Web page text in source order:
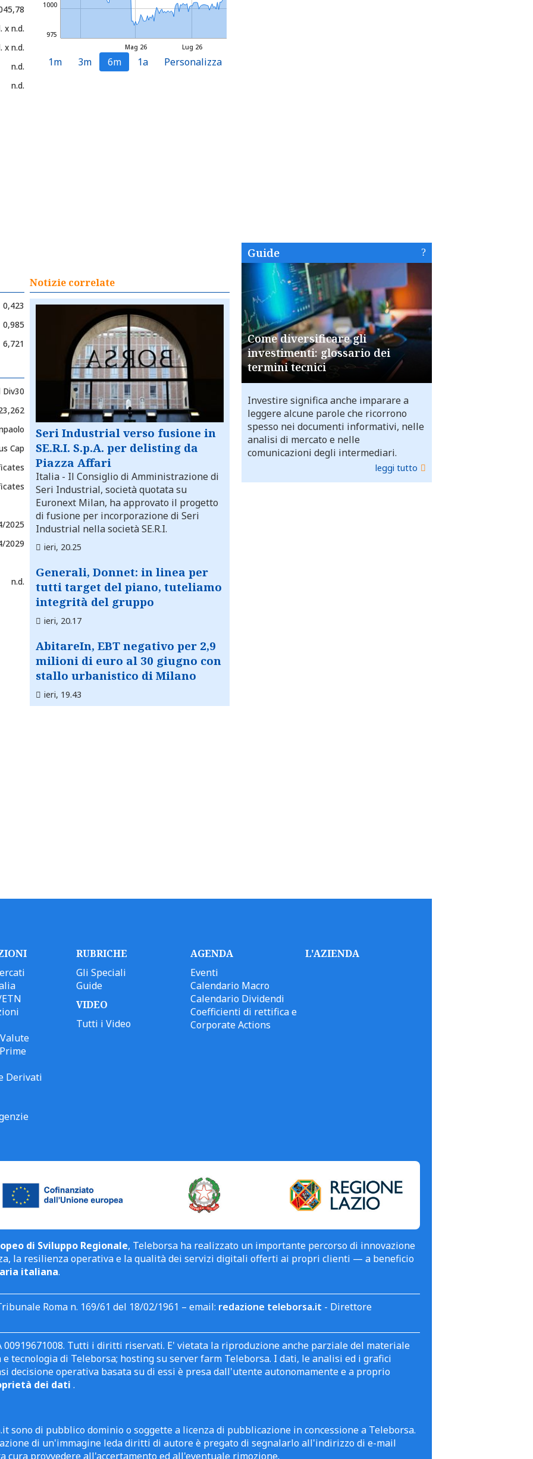
x n.d.
x n.d.
n.d.
n.d.
Lug 26
Mag 26
975
1000
1m 3m 6m 1a Personalizza
0,423
0,985
6,721
Div30
Cap
2025
2029
n.d.
Notizie correlate
Seri Industrial verso fusione in
SE.R.I. S.p.A. per delisting da
Piazza Affari
Italia - Il Consiglio di Amministrazione di
Seri Industrial, società quotata su
Euronext Milan, ha approvato il progetto
di fusione per incorporazione di Seri
Industrial nella società SE.R.I.
ieri, 20.25
Generali, Donnet: in linea per
tutti target del piano, tuteliamo
integrità del gruppo
ieri, 20.17
AbitareIn, EBT negativo per 2,9
milioni di euro al 30 giugno con
stallo urbanistico di Milano
ieri, 19.43
Guide
Come diversificare gli
investimenti: glossario dei
termini tecnici
Investire significa anche imparare a
leggere alcune parole che ricorrono
spesso nei documenti informativi, nelle
analisi di mercato e nelle
comunicazioni degli intermediari.
leggi tutto
Derivati
RUBRICHE
Gli Speciali
Guide
VIDEO
Tutti i Video
AGENDA
Eventi
Calendario Macro
Calendario Dividendi
Coefficienti di rettifica e
Corporate Actions
L'AZIENDA
di Sviluppo Regionale, Teleborsa ha realizzato un importante percorso di innovazione
la resilienza operativa e la qualità dei servizi digitali offerti ai propri clienti — a beneficio
italiana.
Roma n. 169/61 del 18/02/1961 – email: redazione teleborsa.it - Direttore
00919671008. Tutti i diritti riservati. E' vietata la riproduzione anche parziale del materiale
tecnologia di Teleborsa; hosting su server farm Teleborsa. I dati, le analisi ed i grafici
decisione operativa basata su di essi è presa dall'utente autonomamente e a proprio
dei dati .
sono di pubblico dominio o soggette a licenza di pubblicazione in concessione a Teleborsa.
di un'immagine leda diritti di autore è pregato di segnalarlo all'indirizzo di e-mail
cura provvedere all'accertamento ed all'eventuale rimozione.